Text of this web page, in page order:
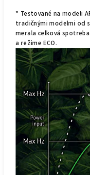
* Testované na modeli
tradičnými modelmi od
merala celková
a režime ECO.